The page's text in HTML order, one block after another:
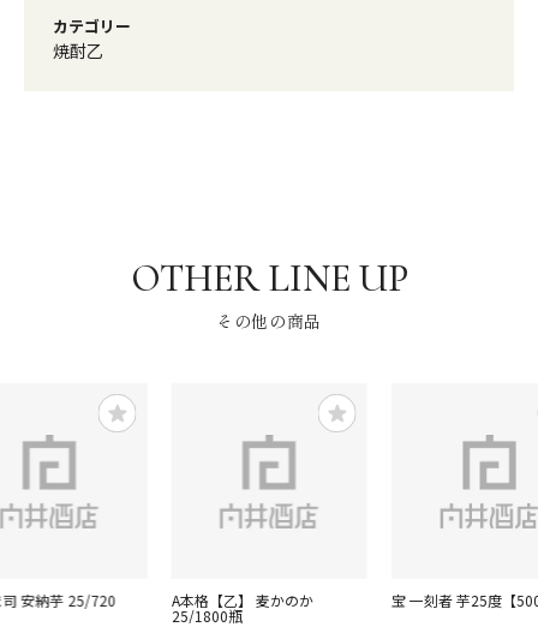
カテゴリー
焼酎乙
その他の商品
司 安納芋 25/720 A本格【乙】 麦かのか
25/1800瓶
宝 一刻者 芋25度【